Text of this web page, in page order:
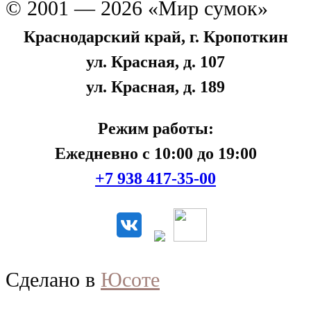
© 2001 — 2026 «Мир сумок»
Краснодарский край, г. Кропоткин
ул. Красная, д. 107
ул. Красная, д. 189
Режим работы:
Ежедневно с 10:00 до 19:00
+7 938 417-35-00
Сделано в Юсоте